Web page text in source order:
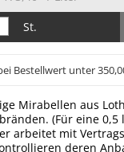
St.
Bestellwert unter
Mirabellen aus
(Für eine
arbeitet mit
deren